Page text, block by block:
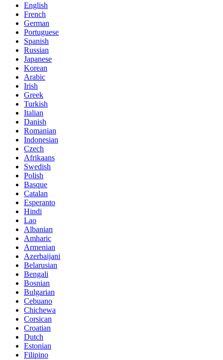
English
French
German
Portuguese
Spanish
Russian
Japanese
Korean
Arabic
Irish
Greek
Turkish
Italian
Danish
Romanian
Indonesian
Czech
Afrikaans
Swedish
Polish
Basque
Catalan
Esperanto
Hindi
Lao
Albanian
Amharic
Armenian
Azerbaijani
Belarusian
Bengali
Bosnian
Bulgarian
Cebuano
Chichewa
Corsican
Croatian
Dutch
Estonian
Filipino